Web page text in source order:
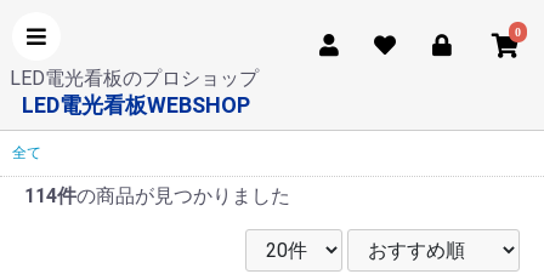
0
LED電光看板のプロショップ
LED電光看板WEBSHOP
全て
114件の商品が見つかりました